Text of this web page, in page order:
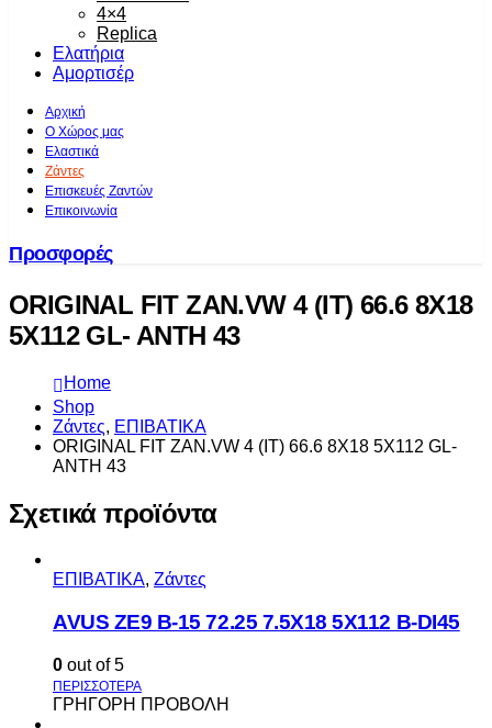
4×4
Replica
Ελατήρια
Αμορτισέρ
Αρχική
Ο Χώρος μας
Ελαστικά
Ζάντες
Επισκευές Ζαντών
Επικοινωνία
Προσφορές
ORIGINAL FIT ZAN.VW 4 (IT) 66.6 8X18
5X112 GL- ANTH 43
Home
Shop
Ζάντες, ΕΠΙΒΑΤΙΚΑ
ORIGINAL FIT ZAN.VW 4 (IT) 66.6 8X18 5X112 GL-
ANTH 43
Σχετικά προϊόντα
ΕΠΙΒΑΤΙΚΑ, Ζάντες
AVUS ΖΕ9 Β-15 72.25 7.5Χ18 5Χ112 Β-DI45
0 out of 5
ΓΡΗΓΟΡΗ ΠΡΟΒΟΛΗ